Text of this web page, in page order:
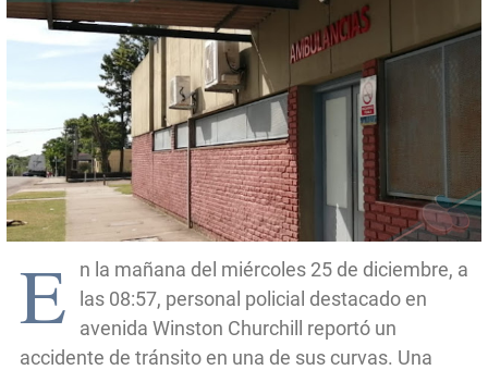
E
n la mañana del miércoles 25 de diciembre, a
las 08:57, personal policial destacado en
avenida Winston Churchill reportó un
accidente de tránsito en una de sus curvas. Una